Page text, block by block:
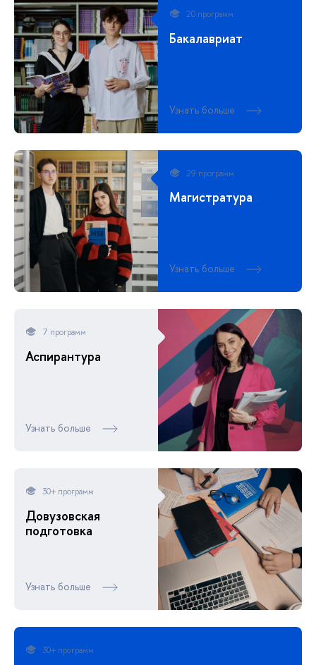
20 программ
Бакалавриат
Узнать больше
29 программ
Магистратура
Узнать больше
7 программ
Аспирантура
Узнать больше
30+ программ
Довузовская
подготовка
Узнать больше
30+ программ